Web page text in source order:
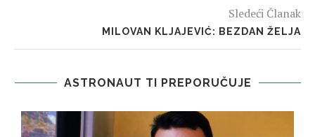
Sledeći Članak
MILOVAN KLJAJEVIĆ: BEZDAN ŽELJA
ASTRONAUT TI PREPORUČUJE